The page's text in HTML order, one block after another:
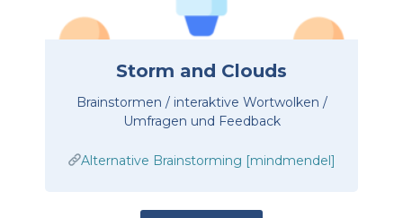
Storm and Clouds
Brainstormen / interaktive Wortwolken /
Umfragen und Feedback
Alternative Brainstorming [mindmendel]